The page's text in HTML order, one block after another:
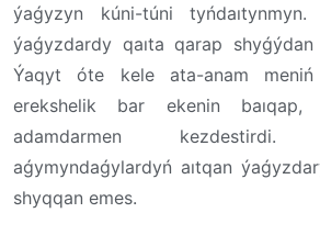
ýaǵyzyn kúni-túni tyńdaıtynmyn.
ýaǵyzdardy qaıta qarap
Ýaqyt óte kele ata-anam meniń
erekshelik bar ekenin
adamdarmen
aǵymyndaǵylardyń aıtqan
shyqqan emes.